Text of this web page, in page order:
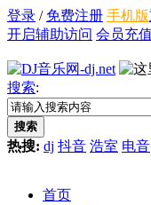
登录 / 免费注册 手机版
开启辅助访问 会员充值
搜索:
搜索
热搜: dj 抖音 浩室 电音
首页